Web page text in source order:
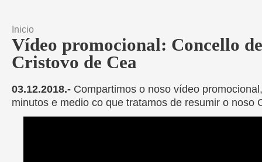
Vostede está aquí
Inicio
Vídeo promocional: Concello
Cristovo de Cea
03.12.2018.- Compartimos o noso vídeo
minutos e medio co que tratamos de resumir o noso